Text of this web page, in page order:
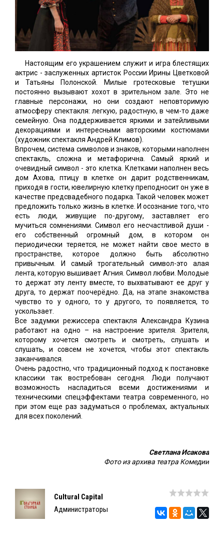
Настоящим его украшением служит и игра блестящих
актрис - заслуженных артисток России Ирины Цветковой
и Татьяны Полонской. Милые гротесковые тетушки
постоянно вызывают хохот в зрительном зале. Это не
главные персонажи, но они создают неповторимую
атмосферу спектакля: легкую, радостную, в чем-то даже
семейную. Она поддерживается яркими и затейливыми
декорациями и интересными авторскими костюмами
(художник спектакля Андрей Климов).
Впрочем, система символов и знаков, которыми наполнен
спектакль, сложна и метафорична. Самый яркий и
очевидный символ - это клетка. Клетками наполнен весь
дом Ахова, птицу в клетке он дарит родственникам,
приходя в гости, ювелирную клетку преподносит он уже в
качестве предсвадебного подарка. Такой человек может
предложить только жизнь в клетке. И осознание того, что
есть люди, живущие по-другому, заставляет его
мучиться сомнениями. Символ его несчастливой души -
его собственный огромный дом, в котором он
периодически теряется, не может найти свое место в
пространстве, которое должно быть абсолютно
привычным. И самый трогательный символ-это алая
лента, которую вышивает Агния. Символ любви. Молодые
то держат эту ленту вместе, то выхватывают ее друг у
друга, то держат поочерёдно. Да, на этапе знакомства
чувство то у одного, то у другого, то появляется, то
ускользает.
Все задумки режиссера спектакля Александра Кузина
работают на одно – на настроение зрителя. Зрителя,
которому хочется смотреть и смотреть, слушать и
слушать, и совсем не хочется, чтобы этот спектакль
заканчивался.
Очень радостно, что традиционный подход к постановке
классики так востребован сегодня. Люди получают
возможность насладиться всеми достижениями и
техническими спецэффектами театра современного, но
при этом еще раз задуматься о проблемах, актуальных
для всех поколений.
Светлана Исакова
Фото из архива театра Комедии
Cultural Capital
Администраторы